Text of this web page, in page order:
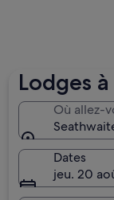
Lodges
Où allez-
Dates
jeu. 20